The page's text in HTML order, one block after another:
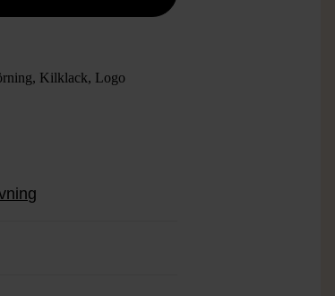
Kilklack, Logo
Skada på höger klack